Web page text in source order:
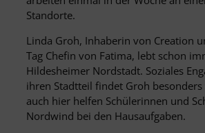
Standorte.
Linda Groh, Inhaberin von Creation
Tag Chefin von Fatima, lebt schon
Hildesheimer Nordstadt. Soziales
ihren Stadtteil findet Groh
auch hier helfen Schülerinnen und
Nordwind bei den Hausaufgaben.